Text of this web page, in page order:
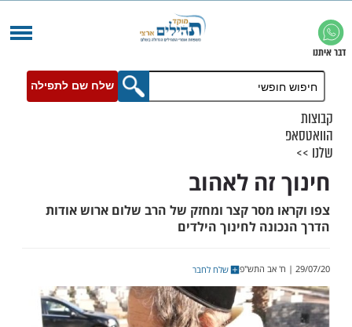
שלח שם לתפילה
זה לאהוב
מסר קצר ומחזק של הרב שלום ארוש אודות
לחינוך הילדים